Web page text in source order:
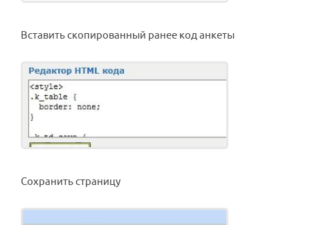
Вставить скопированный ранее код анкеты
Сохранить страницу